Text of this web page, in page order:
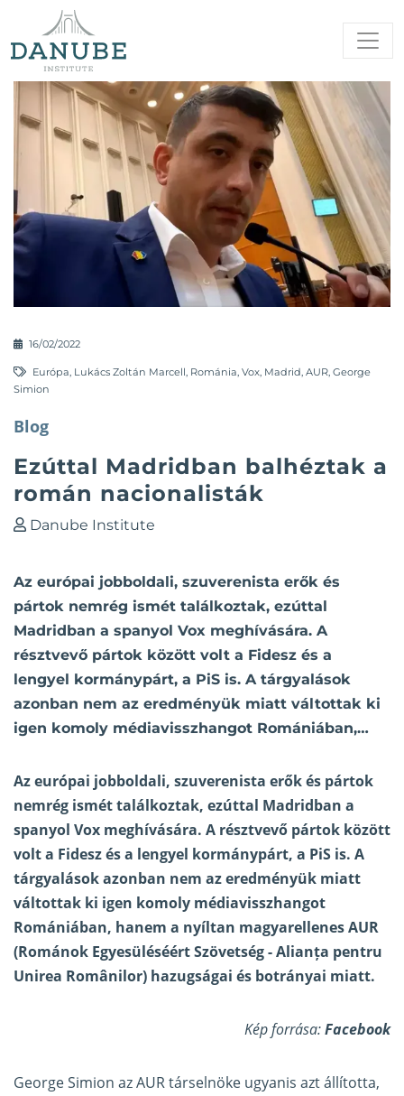
16/02/2022
Európa, Lukács Zoltán Marcell, Románia, Vox, Madrid, AUR, George
Simion
Blog
Ezúttal Madridban balhéztak a
román nacionalisták
Danube Institute
Az európai jobboldali, szuverenista erők és
pártok nemrég ismét találkoztak, ezúttal
Madridban a spanyol Vox meghívására. A
résztvevő pártok között volt a Fidesz és a
lengyel kormánypárt, a PiS is. A tárgyalások
azonban nem az eredményük miatt váltottak ki
igen komoly médiavisszhangot Romániában,…
Az európai jobboldali, szuverenista erők és pártok
nemrég ismét találkoztak, ezúttal Madridban a
spanyol Vox meghívására. A résztvevő pártok között
volt a Fidesz és a lengyel kormánypárt, a PiS is. A
tárgyalások azonban nem az eredményük miatt
váltottak ki igen komoly médiavisszhangot
Romániában, hanem a nyíltan magyarellenes AUR
(Románok Egyesüléséért Szövetség - Alianța pentru
Unirea Românilor) hazugságai és botrányai miatt.
Kép forrása:Facebook
George Simion az AUR társelnöke ugyanis azt állította,